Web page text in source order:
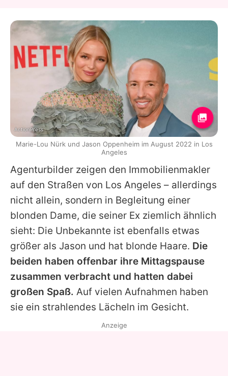
Agenturbilder zeigen den Immobilienmakler
auf den Straßen von Los Angeles – allerdings
nicht allein, sondern in Begleitung einer
blonden Dame, die seiner Ex ziemlich ähnlich
sieht: Die Unbekannte ist ebenfalls etwas
größer als Jason und hat blonde Haare. Die
beiden haben offenbar ihre Mittagspause
zusammen verbracht und hatten dabei
großen Spaß. Auf vielen Aufnahmen haben
sie ein strahlendes Lächeln im Gesicht.
ActionPress
Marie-Lou Nürk und Jason Oppenheim im August 2022 in Los
Angeles
Anzeige